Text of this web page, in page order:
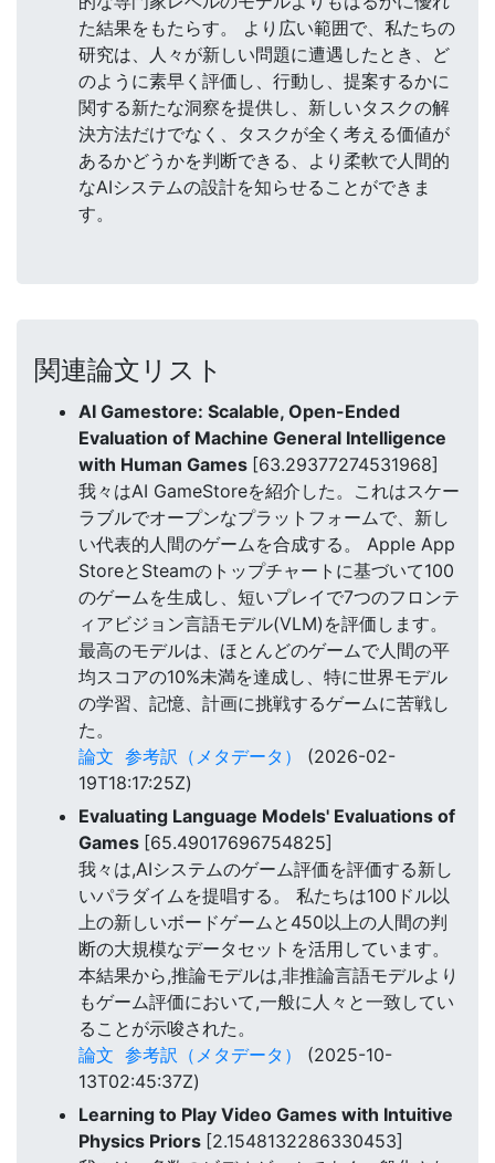
た結果をもたらす。 より広い範囲で、私たちの
研究は、人々が新しい問題に遭遇したとき、ど
のように素早く評価し、行動し、提案するかに
関する新たな洞察を提供し、新しいタスクの解
決方法だけでなく、タスクが全く考える価値が
あるかどうかを判断できる、より柔軟で人間的
なAIシステムの設計を知らせることができま
す。
関連論文リスト
AI Gamestore: Scalable, Open-Ended
Evaluation of Machine General Intelligence
with Human Games [63.29377274531968]
我々はAI GameStoreを紹介した。これはスケー
ラブルでオープンなプラットフォームで、新し
い代表的人間のゲームを合成する。 Apple App
StoreとSteamのトップチャートに基づいて100
のゲームを生成し、短いプレイで7つのフロンテ
ィアビジョン言語モデル(VLM)を評価します。
最高のモデルは、ほとんどのゲームで人間の平
均スコアの10%未満を達成し、特に世界モデル
の学習、記憶、計画に挑戦するゲームに苦戦し
た。
論文 参考訳（メタデータ）
(2026-02-
19T18:17:25Z)
Evaluating Language Models' Evaluations of
Games [65.49017696754825]
我々は,AIシステムのゲーム評価を評価する新し
いパラダイムを提唱する。 私たちは100ドル以
上の新しいボードゲームと450以上の人間の判
断の大規模なデータセットを活用しています。
本結果から,推論モデルは,非推論言語モデルより
もゲーム評価において,一般に人々と一致してい
ることが示唆された。
論文 参考訳（メタデータ）
(2025-10-
13T02:45:37Z)
Learning to Play Video Games with Intuitive
Physics Priors [2.1548132286330453]